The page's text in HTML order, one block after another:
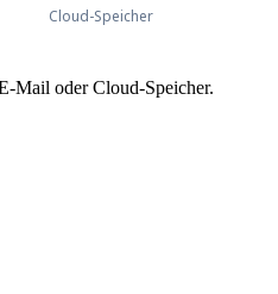
Mail oder Cloud-Speicher.